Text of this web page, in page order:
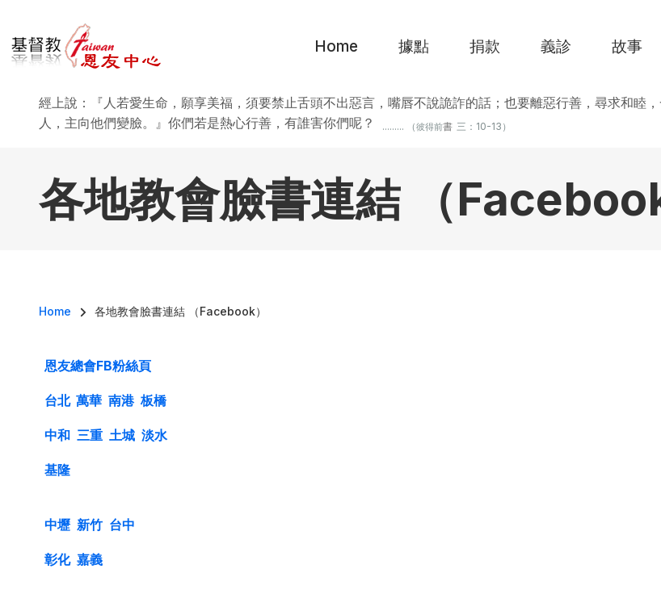
Home 據點 捐款 義診 故事
經上說：『人若愛生命，願享美福，須要禁止舌頭不出惡言，嘴唇不說詭詐的話；也要離惡行善，尋求和睦
人，主向他們變臉。』你們若是熱心行善，有誰害你們呢？
......... （彼得前書 三：10-13）
各地教會臉書連結 （Facebook
導航連結
Home 各地教會臉書連結 （Facebook）
恩友總會FB粉絲頁
台北 萬華 南港 板橋
中和 三重 土城 淡水
基隆
中壢 新竹 台中
彰化 嘉義